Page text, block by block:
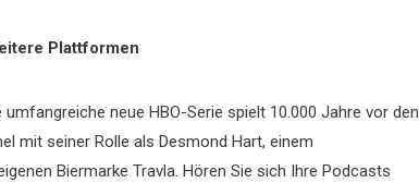
Plattformen
umfangreiche neue HBO-Serie spielt 10.000 Jahre vor den
mit seiner Rolle als Desmond Hart, einem
Biermarke Travla. Hören Sie sich Ihre Podcasts